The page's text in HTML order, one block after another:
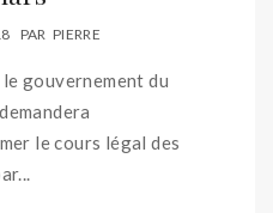
PAR PIERRE
gouvernement du
le cours légal des